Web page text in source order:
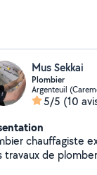
Mus Sekkai
Plombier
Argenteuil
5/5 (10
chauffagiste
travaux de